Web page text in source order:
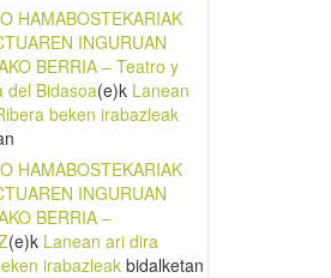
HAMABOSTEKARIAK
INGURUAN
BERRIA – Teatro y
del Bidasoa(e)k Lanean
beken irabazleak
HAMABOSTEKARIAK
INGURUAN
BERRIA –
(e)k Lanean ari dira
irabazleakbidalketan